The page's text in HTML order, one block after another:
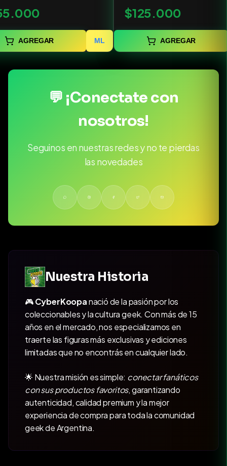
AGREGAR ML
$125.000
AGREGAR
💬 ¡Conectate con
nosotros!
Seguinos en nuestras redes y no te pierdas
las novedades
Nuestra Historia
🎮CyberKoopanació de la pasión por los
coleccionables y la cultura geek. Con más de 15
años en el mercado, nos especializamos en
traerte las figuras más exclusivas y ediciones
limitadas que no encontrás en cualquier lado.
🌟 Nuestra misión es simple: conectar fanáticos
con sus productos favoritos, garantizando
autenticidad, calidad premium y la mejor
experiencia de compra para toda la comunidad
geek de Argentina.